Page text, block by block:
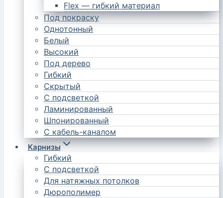
Flex — гибкий материал
Под покраску
Однотонный
Белый
Высокий
Под дерево
Гибкий
Скрытый
С подсветкой
Ламинированный
Шпонированный
С кабель-каналом
Карнизы
Гибкий
С подсветкой
Для натяжных потолков
Дюрополимер